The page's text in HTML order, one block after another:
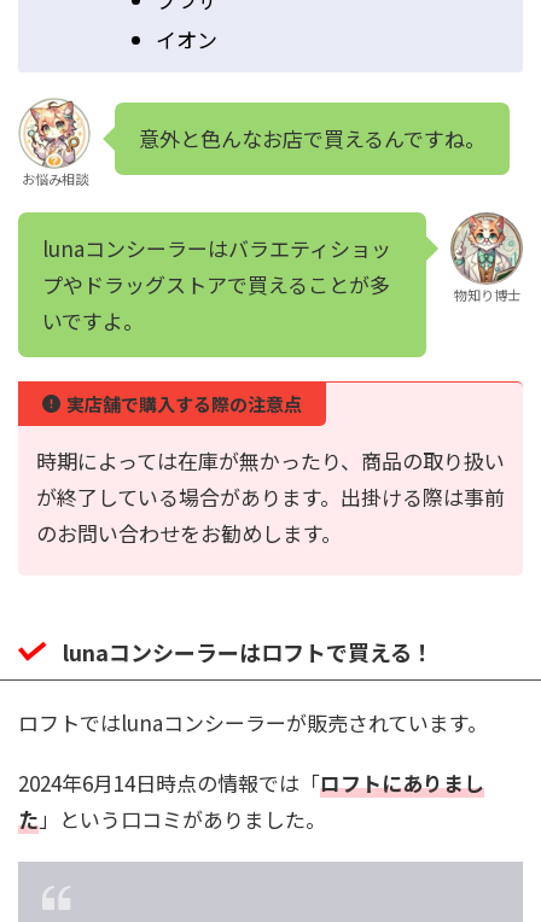
イオン
お悩み相談
意外と色んなお店で買えるんですね。
lunaコンシーラーはバラエティショッ
プやドラッグストアで買えることが多
いですよ。
物知り博士
実店舗で購入する際の注意点
時期によっては在庫が無かったり、商品の取り扱い
が終了している場合があります。出掛ける際は事前
のお問い合わせをお勧めします。
lunaコンシーラーはロフトで買える！
ロフトではlunaコンシーラーが販売されています。
2024年6月14日時点の情報では「ロフトにありまし
た」という口コミがありました。